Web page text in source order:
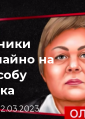
на